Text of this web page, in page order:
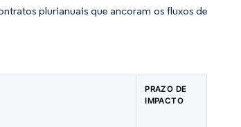
plurianuais que ancoram os fluxos de
PRAZO DE
IMPACTO